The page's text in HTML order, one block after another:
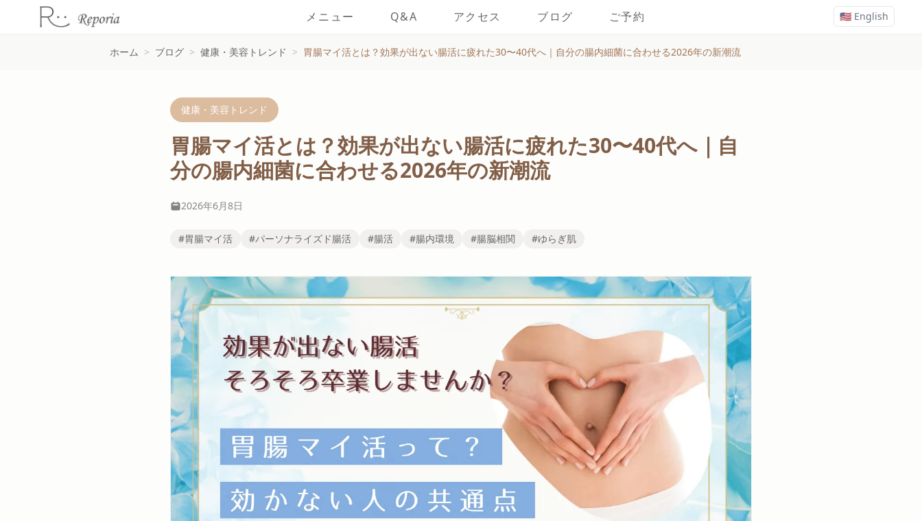
🇺🇸 English
メニュー Q&A アクセス ブログ ご予約
ホーム > ブログ > 健康・美容トレンド > 胃腸マイ活とは？効果が出ない腸活に疲れた30〜40代へ｜自分の腸内細菌に合わせる2026年の新潮流
健康・美容トレンド
胃腸マイ活とは？効果が出ない腸活に疲れた30〜40代へ｜自
分の腸内細菌に合わせる2026年の新潮流
2026年6月8日
#胃腸マイ活 #パーソナライズド腸活 #腸活 #腸内環境 #腸脳相関 #ゆらぎ肌